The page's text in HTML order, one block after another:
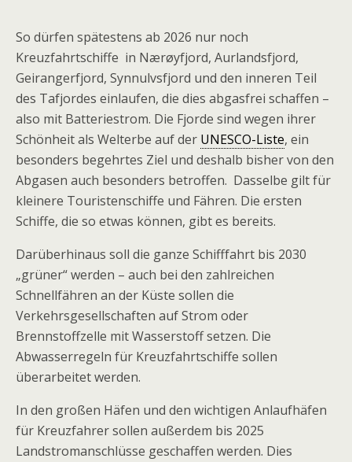
So dürfen spätestens ab 2026 nur noch
Kreuzfahrtschiffe in Nærøyfjord, Aurlandsfjord,
Geirangerfjord, Synnulvsfjord und den inneren Teil
des Tafjordes einlaufen, die dies abgasfrei schaffen –
also mit Batteriestrom. Die Fjorde sind wegen ihrer
Schönheit als Welterbe auf der UNESCO-Liste, ein
besonders begehrtes Ziel und deshalb bisher von den
Abgasen auch besonders betroffen. Dasselbe gilt für
kleinere Touristenschiffe und Fähren. Die ersten
Schiffe, die so etwas können, gibt es bereits.
Darüberhinaus soll die ganze Schifffahrt bis 2030
„grüner“ werden – auch bei den zahlreichen
Schnellfähren an der Küste sollen die
Verkehrsgesellschaften auf Strom oder
Brennstoffzelle mit Wasserstoff setzen. Die
Abwasserregeln für Kreuzfahrtschiffe sollen
überarbeitet werden.
In den großen Häfen und den wichtigen Anlaufhäfen
für Kreuzfahrer sollen außerdem bis 2025
Landstromanschlüsse geschaffen werden. Dies